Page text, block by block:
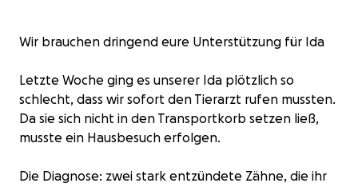
Wir brauchen dringend eure Unterstützung für Ida
Letzte Woche ging es unserer Ida plötzlich so
schlecht, dass wir sofort den Tierarzt rufen mussten.
Da sie sich nicht in den Transportkorb setzen ließ,
musste ein Hausbesuch erfolgen.
Die Diagnose: zwei stark entzündete Zähne, die ihr